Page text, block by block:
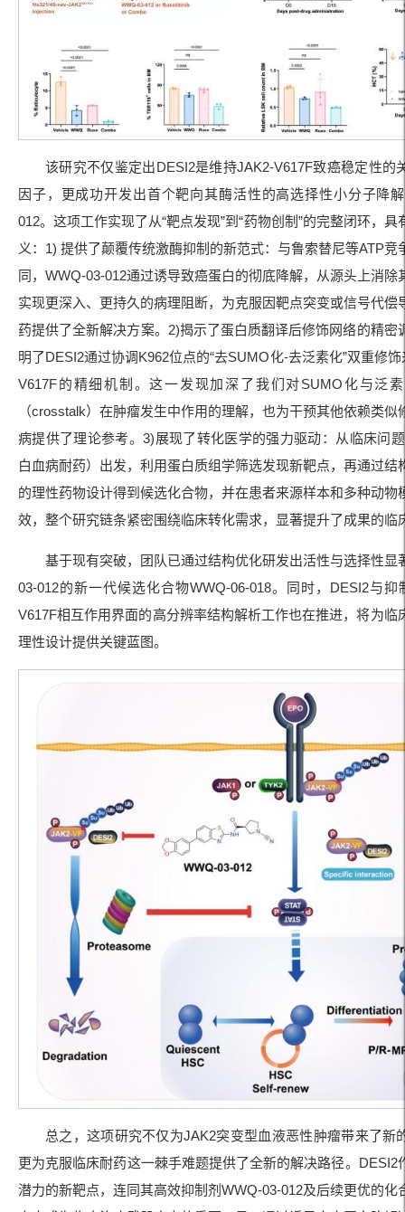
该研究不仅鉴定出DESI2是维持JAK2-V617F致癌稳定性的
因子，更成功开发出首个靶向其酶活性的高选择性小分子降
012。这项工作实现了从“靶点发现”到“药物创制”的完整闭环，具
义：1) 提供了颠覆传统激酶抑制的新范式：与鲁索替尼等ATP竞
同，WWQ-03-012通过诱导致癌蛋白的彻底降解，从源头上消除
实现更深入、更持久的病理阻断，为克服因靶点突变或信号代偿
药提供了全新解决方案。2)揭示了蛋白质翻译后修饰网络的精密
明了DESI2通过协调K962位点的“去SUMO化-去泛素化”双重修
V617F的精细机制。这一发现加深了我们对SUMO化与泛
（crosstalk）在肿瘤发生中作用的理解，也为干预其他依赖类似
病提供了理论参考。3)展现了转化医学的强力驱动：从临床问
白血病耐药）出发，利用蛋白质组学筛选发现新靶点，再通过结
的理性药物设计得到候选化合物，并在患者来源样本和多种动物
效，整个研究链条紧密围绕临床转化需求，显著提升了成果的临
基于现有突破，团队已通过结构优化研发出活性与选择性显
03-012的新一代候选化合物WWQ-06-018。同时，DESI2与抑
V617F相互作用界面的高分辨率结构解析工作也在推进，将为临
理性设计提供关键蓝图。
总之，这项研究不仅为JAK2突变型血液恶性肿瘤带来了新
更为克服临床耐药这一棘手难题提供了全新的解决路径。DESI2
潜力的新靶点，连同其高效抑制剂WWQ-03-012及后续更优的化